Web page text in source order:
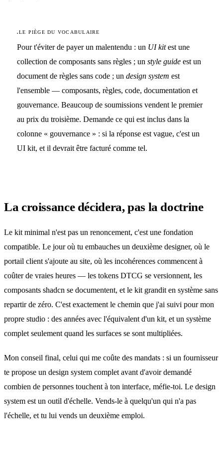
.LE PIÈGE DU VOCABULAIRE
Pour t'éviter de payer un malentendu : un UI kitest une
collection de composants sans règles ; un style guideest un
document de règles sans code ; un design system est
l'ensemble — composants, règles, code, documentation et
gouvernance. Beaucoup de soumissions vendent le premier
au prix du troisième. Demande ce qui est inclus dans la
colonne « gouvernance » : si la réponse est vague, c'est un
UI kit, et il devrait être facturé comme tel.
La croissance décidera, pas la doctrine
Le kit minimal n'est pas un renoncement, c'est une fondation
compatible. Le jour où tu embauches un deuxième designer, où le
portail client s'ajoute au site, où les incohérences commencent à
coûter de vraies heures — les tokens DTCG se versionnent, les
composants shadcn se documentent, et le kit grandit en système sans
repartir de zéro. C'est exactement le chemin que j'ai suivi pour mon
propre studio : des années avec l'équivalent d'un kit, et un système
complet seulement quand les surfaces se sont multipliées.
Mon conseil final, celui qui me coûte des mandats : si un fournisseur
te propose un design system complet avant d'avoir demandé
combien de personnes touchent à ton interface, méfie-toi. Le design
system est un outil d'échelle. Vends-le à quelqu'un qui n'a pas
l'échelle, et tu lui vends un deuxième emploi.